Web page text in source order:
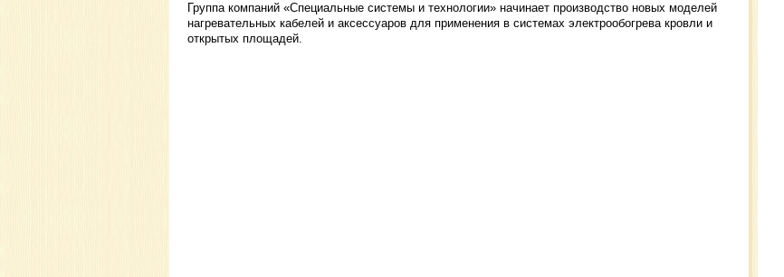
Группа компаний «Специальные системы и технологии» начинает производство новых моделей
нагревательных кабелей и аксессуаров для применения в системах электрообогрева кровли и
открытых площадей.